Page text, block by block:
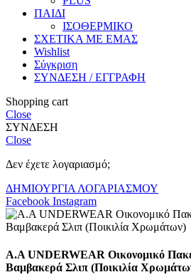
ΠΑΙΔΙ
ΙΣΟΘΕΡΜΙΚΟ
ΣΧΕΤΙΚΑ ΜΕ ΕΜΑΣ
Wishlist
Σύγκριση
ΣΥΝΔΕΣΗ / ΕΓΓΡΑΦΗ
Shopping cart
Close
ΣΥΝΔΕΣΗ
Close
Δεν έχετε λογαριασμό;
ΔΗΜΙΟΥΡΓΙΑ ΛΟΓΑΡΙΑΣΜΟΥ
Facebook Instagram
A.A UNDERWEAR Οικονομικό
Βαμβακερά Σλιπ (Ποικιλία